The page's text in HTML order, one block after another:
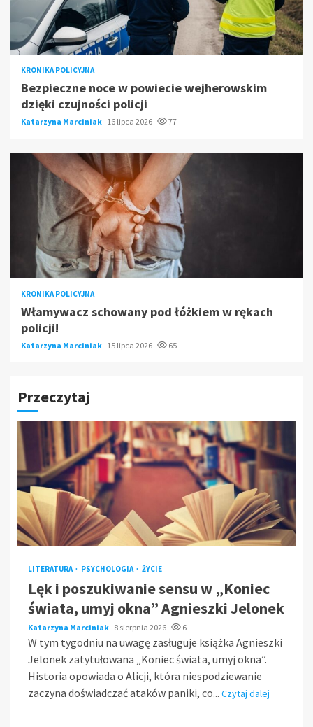
KRONIKA POLICYJNA
Bezpieczne noce w powiecie wejherowskim
dzięki czujności policji
Katarzyna Marciniak 16 lipca 2026 77
KRONIKA POLICYJNA
Włamywacz schowany pod łóżkiem w rękach
policji!
Katarzyna Marciniak 15 lipca 2026 65
Przeczytaj
LITERATURA PSYCHOLOGIA ŻYCIE
Lęk i poszukiwanie sensu w „Koniec
świata, umyj okna” Agnieszki Jelonek
Katarzyna Marciniak 8 sierpnia 2026 6
W tym tygodniu na uwagę zasługuje książka Agnieszki
Jelonek zatytułowana „Koniec świata, umyj okna”.
Historia opowiada o Alicji, która niespodziewanie
zaczyna doświadczać ataków paniki, co... Czytaj dalej